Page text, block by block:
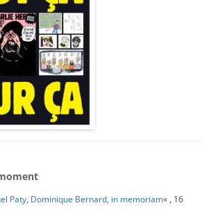
Paty, Dominique Bernard, in memoriam« , 16